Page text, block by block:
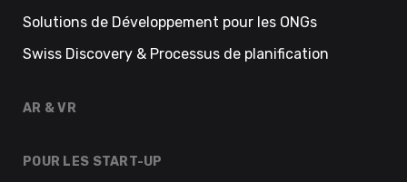
Solutions de Développement pour les ONGs
Swiss Discovery & Processus de planification
AR & VR
POUR LES START-UP